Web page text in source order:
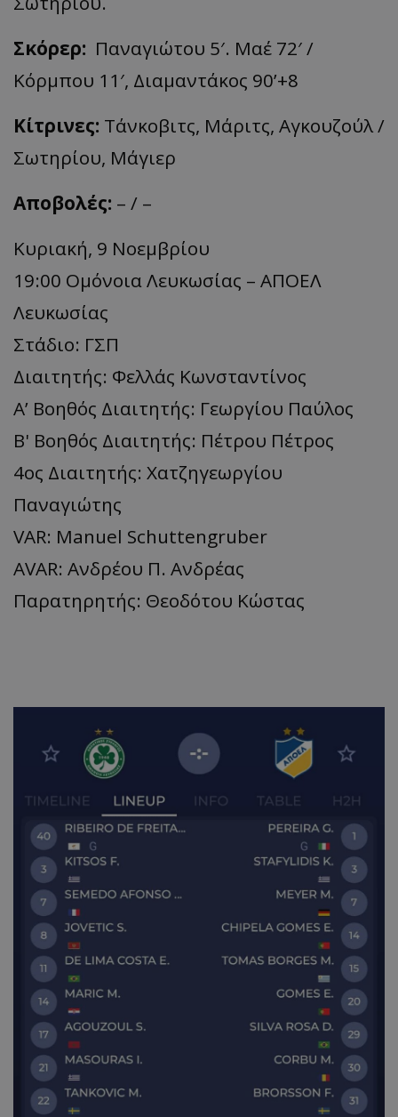
Σκόρερ: Παναγιώτου 5′. Μαέ 72′ /
Κόρμπου 11′, Διαμαντάκος 90’+8
Kίτρινες: Τάνκοβιτς, Μάριτς, Αγκουζούλ /
Σωτηρίου, Μάγιερ
Αποβολές: – / –
Κυριακή, 9 Νοεμβρίου
19:00 Ομόνοια Λευκωσίας – ΑΠΟΕΛ
Λευκωσίας
Στάδιο: ΓΣΠ
Διαιτητής: Φελλάς Κωνσταντίνος
Α’ Βοηθός Διαιτητής: Γεωργίου Παύλος
Β' Βοηθός Διαιτητής: Πέτρου Πέτρος
4ος Διαιτητής: Χατζηγεωργίου
Παναγιώτης
VAR: Manuel Schuttengruber
AVAR: Ανδρέου Π. Ανδρέας
Παρατηρητής: Θεοδότου Κώστας